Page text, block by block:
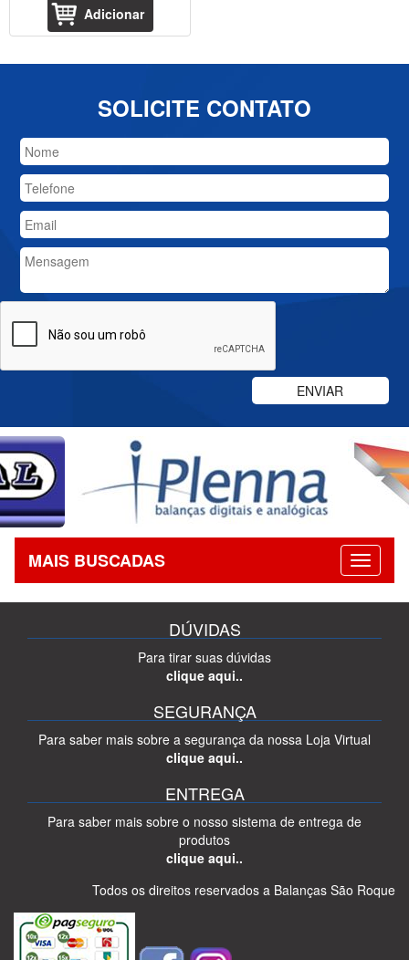
Adicionar
SOLICITE CONTATO
MAIS BUSCADAS
DÚVIDAS
Para tirar suas dúvidas
clique aqui..
SEGURANÇA
Para saber mais sobre a segurança da nossa Loja Virtual
clique aqui..
ENTREGA
Para saber mais sobre o nosso sistema de entrega de
produtos
clique aqui..
Todos os direitos reservados a Balanças São Roque